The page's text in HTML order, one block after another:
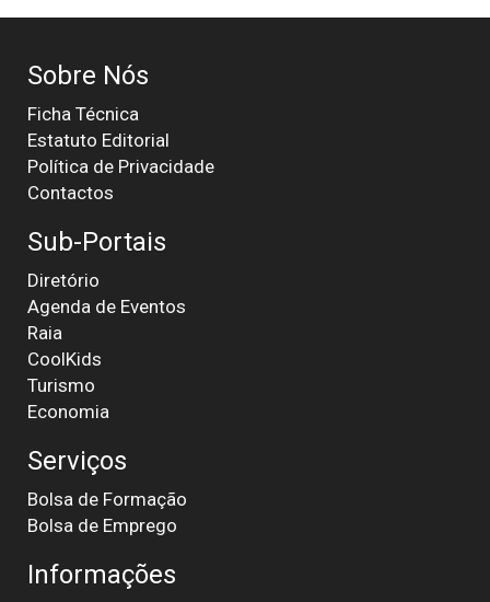
Sobre Nós
Ficha Técnica
Estatuto Editorial
Política de Privacidade
Contactos
Sub-Portais
Diretório
Agenda de Eventos
Raia
CoolKids
Turismo
Economia
Serviços
Bolsa de Formação
Bolsa de Emprego
Informações